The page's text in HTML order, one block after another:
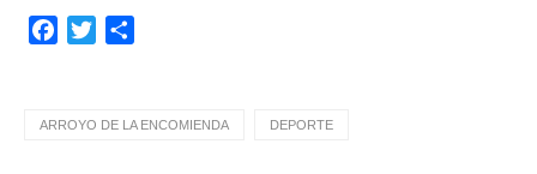
Facebook
Twitter
ARROYO DE LA ENCOMIENDA DEPORTE